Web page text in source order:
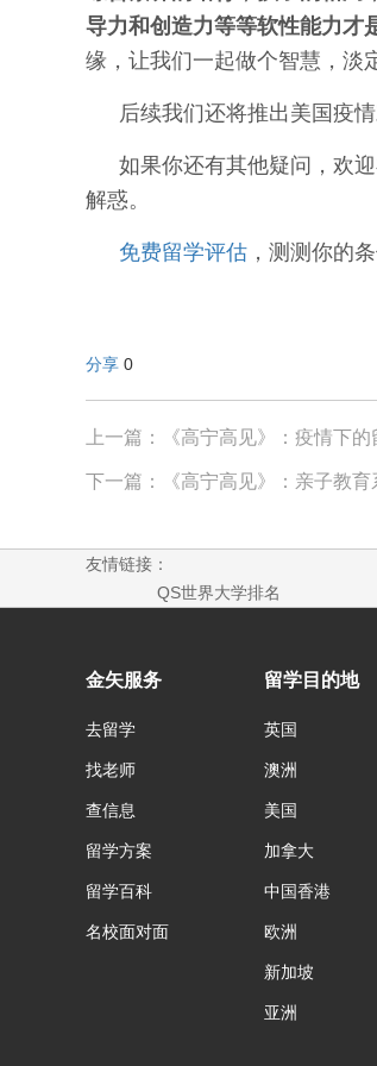
导力和创造力等等软性能力才
缘，让我们一起做个智慧，淡
后续我们还将推出美国疫
如果你还有其他疑问， 欢
解惑。
免费留学评估 ，测测你的
分享 0
上一篇：《高宁高见》：疫情下的
下一篇：《高宁高见》：亲子教育
友情链接：
QS世界大学排名
金矢服务
去留学
找老师
查信息
留学方案
留学百科
名校面对面
留学目的地
英国
澳洲
美国
加拿大
中国香港
欧洲
新加坡
亚洲